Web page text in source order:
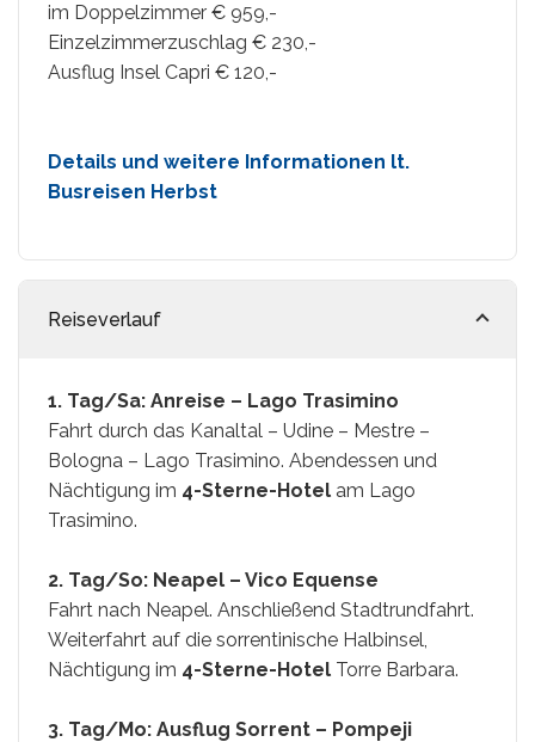
im Doppelzimmer € 959,-
Einzelzimmerzuschlag € 230,-
Ausflug Insel Capri € 120,-
Details und weitere Informationen lt.
Busreisen Herbst
Reiseverlauf
1. Tag/Sa: Anreise – Lago Trasimino
Fahrt durch das Kanaltal – Udine – Mestre –
Bologna – Lago Trasimino. Abendessen und
Nächtigung im 4-Sterne-Hotel am Lago
Trasimino.
2. Tag/So: Neapel – Vico Equense
Fahrt nach Neapel. Anschließend Stadtrundfahrt.
Weiterfahrt auf die sorrentinische Halbinsel,
Nächtigung im 4-Sterne-Hotel Torre Barbara.
3. Tag/Mo: Ausflug Sorrent – Pompeji